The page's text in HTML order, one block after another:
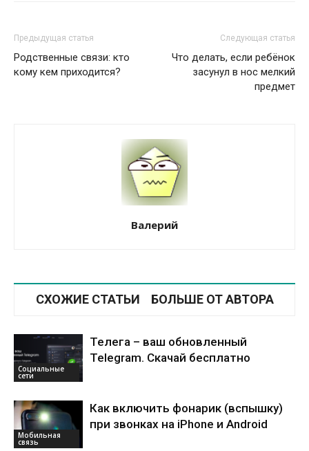
Предыдущая статья
Родственные связи: кто
кому кем приходится?
Следующая статья
Что делать, если ребёнок
засунул в нос мелкий
предмет
Валерий
СХОЖИЕ СТАТЬИ БОЛЬШЕ ОТ АВТОРА
Социальные
сети
Телега – ваш обновленный
Telegram. Скачай бесплатно
Мобильная
связь
Как включить фонарик (вспышку)
при звонках на iPhone и Android